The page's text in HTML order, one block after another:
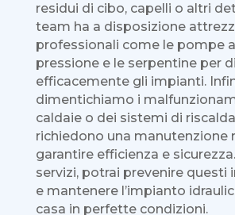
residui di cibo, capelli o altri
team ha a disposizione
professionali come le pompe
pressione e le serpentine per
efficacemente gli impianti.
dimentichiamo i
caldaie o dei sistemi di
richiedono una manutenzione
garantire efficienza e
servizi, potrai prevenire questi
e mantenere l’impianto
casa in perfette condizioni.